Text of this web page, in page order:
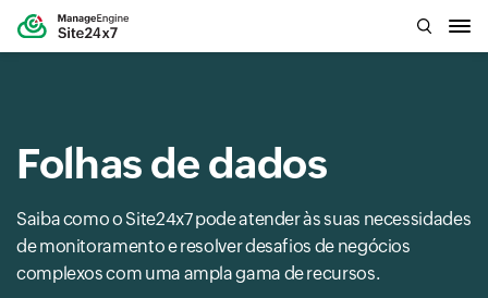
Folhas de dados
Saiba como o Site24x7 pode atender às suas necessidades
de monitoramento e resolver desafios de negócios
complexos com uma ampla gama de recursos.